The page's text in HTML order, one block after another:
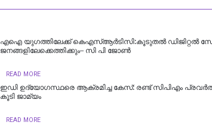
എഐ യുഗത്തിലേക്ക് കെഎസ്ആർടിസി:കൂടുതൽ ഡിജിറ്റൽ
ജനങ്ങളിലേക്കെത്തിക്കും– സി പി ജോൺ
READ MORE
ഇഡി ഉദ്യോഗസ്ഥരെ ആക്രമിച്ച കേസ്: രണ്ട് സിപിഎം
കൂടി ജാമ്യം
READ MORE